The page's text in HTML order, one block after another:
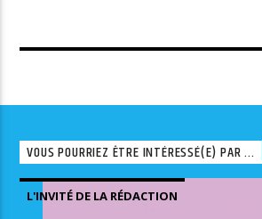
VOUS POURRIEZ ÊTRE INTÉRESSÉ(E) PAR ...
L'INVITÉ DE LA RÉDACTION